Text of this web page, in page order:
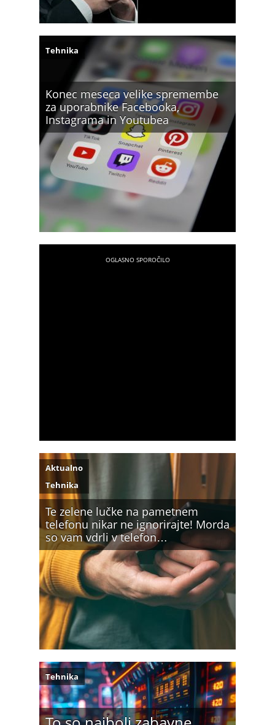
Konec meseca velike spremembe
za uporabnike Facebooka,
Instagrama in Youtubea
Tehnika
Te zelene lučke na pametnem
telefonu nikar ne ignorirajte! Morda
so vam vdrli v telefon…
Aktualno
Tehnika
Tehnika